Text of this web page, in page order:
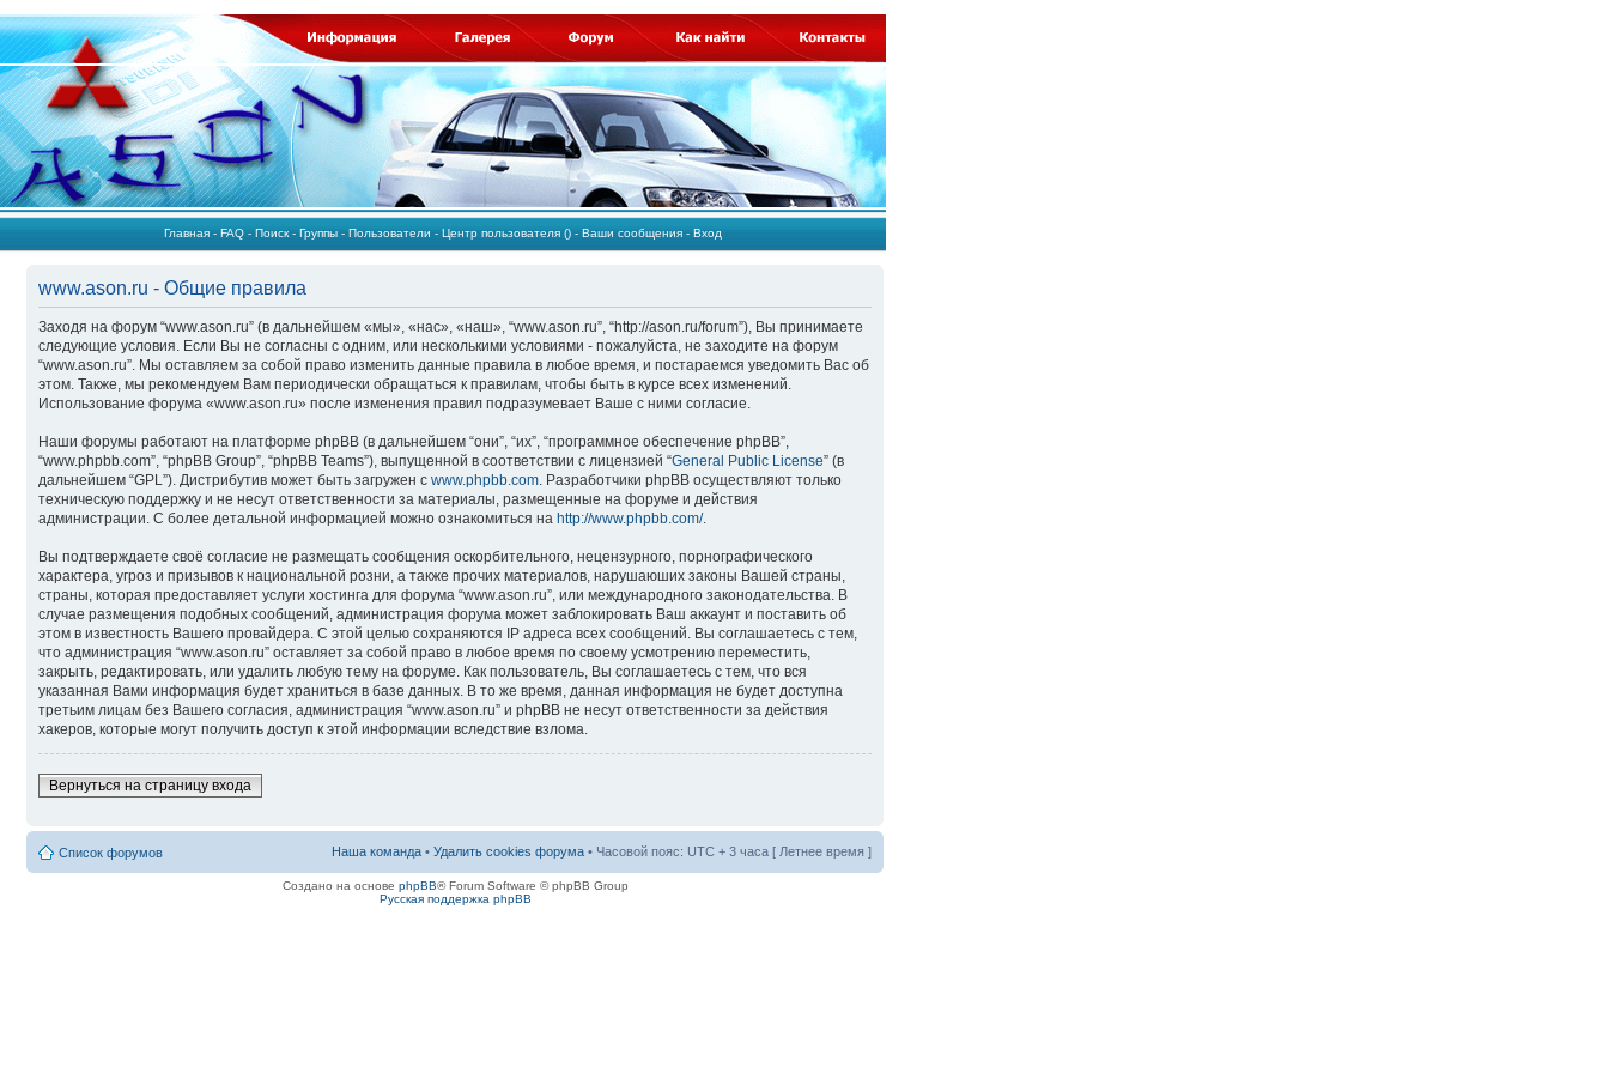
Главная - FAQ - Поиск - Группы - Пользователи - Центр пользователя () - Ваши сообщения - Вход
www.ason.ru - Общие правила
Заходя на форум “www.ason.ru” (в дальнейшем «мы», «нас», «наш», “www.ason.ru”, “http://ason.ru/forum”), Вы принимаете
следующие условия. Если Вы не согласны с одним, или несколькими условиями - пожалуйста, не заходите на форум
“www.ason.ru”. Мы оставляем за собой право изменить данные правила в любое время, и постараемся уведомить Вас об
этом. Также, мы рекомендуем Вам периодически обращаться к правилам, чтобы быть в курсе всех изменений.
Использование форума «www.ason.ru» после изменения правил подразумевает Ваше с ними согласие.
Наши форумы работают на платформе phpBB (в дальнейшем “они”, “их”, “программное обеспечение phpBB”,
“www.phpbb.com”, “phpBB Group”, “phpBB Teams”), выпущенной в соответствии с лицензией “General Public License” (в
дальнейшем “GPL”). Дистрибутив может быть загружен с www.phpbb.com. Разработчики phpBB осуществляют только
техническую поддержку и не несут ответственности за материалы, размещенные на форуме и действия
администрации. С более детальной информацией можно ознакомиться на http://www.phpbb.com/.
Вы подтверждаете своё согласие не размещать сообщения оскорбительного, нецензурного, порнографического
характера, угроз и призывов к национальной розни, а также прочих материалов, нарушаюших законы Вашей страны,
страны, которая предоставляет услуги хостинга для форума “www.ason.ru”, или международного законодательства. В
случае размещения подобных сообщений, администрация форума может заблокировать Ваш аккаунт и поставить об
этом в известность Вашего провайдера. С этой целью сохраняются IP адреса всех сообщений. Вы соглашаетесь с тем,
что администрация “www.ason.ru” оставляет за собой право в любое время по своему усмотрению переместить,
закрыть, редактировать, или удалить любую тему на форуме. Как пользователь, Вы соглашаетесь с тем, что вся
указанная Вами информация будет храниться в базе данных. В то же время, данная информация не будет доступна
третьим лицам без Вашего согласия, администрация “www.ason.ru” и phpBB не несут ответственности за действия
хакеров, которые могут получить доступ к этой информации вследствие взлома.
Вернуться на страницу входа
Список форумов Наша команда • Удалить cookies форума • Часовой пояс: UTC + 3 часа [ Летнее время ]
Создано на основе phpBB® Forum Software © phpBB Group
Русская поддержка phpBB